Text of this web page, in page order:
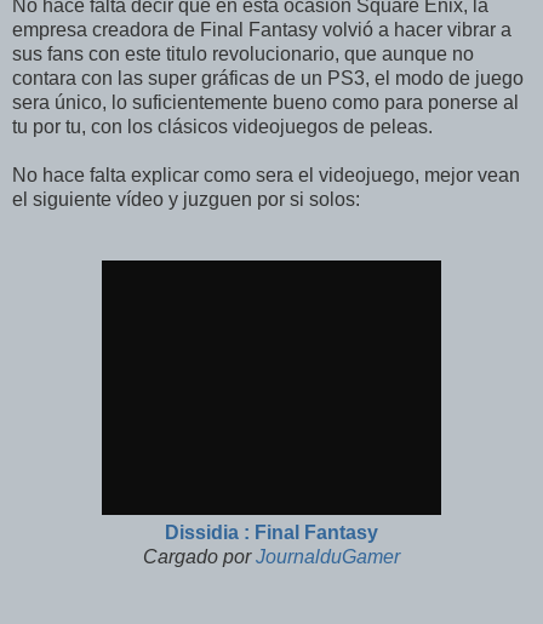
No hace falta decir que en esta ocasión Square Enix, la
empresa creadora de Final Fantasy volvió a hacer vibrar a
sus fans con este titulo revolucionario, que aunque no
contara con las super gráficas de un PS3, el modo de juego
sera único, lo suficientemente bueno como para ponerse al
tu por tu, con los clásicos videojuegos de peleas.
No hace falta explicar como sera el videojuego, mejor vean
el siguiente vídeo y juzguen por si solos:
Dissidia : Final Fantasy
Cargado porJournalduGamer